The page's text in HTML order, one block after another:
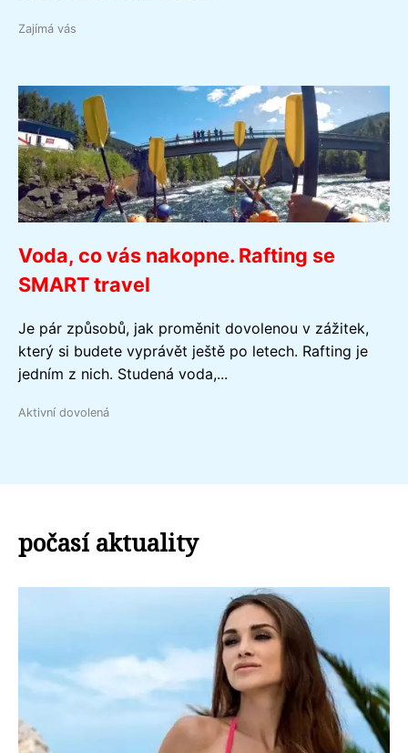
Zajímá vás
Voda, co vás nakopne. Rafting se
SMART travel
Je pár způsobů, jak proměnit dovolenou v zážitek,
který si budete vyprávět ještě po letech. Rafting je
jedním z nich. Studená voda,...
Aktivní dovolená
počasí aktuality